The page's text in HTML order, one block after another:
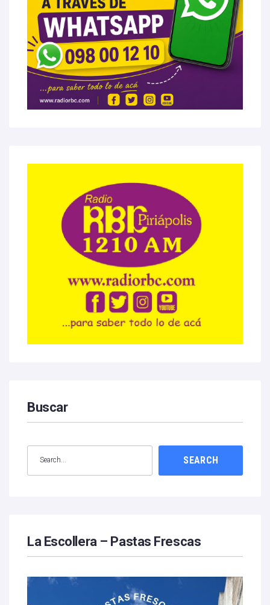
Buscar
SEARCH
La Escollera – Pastas Frescas